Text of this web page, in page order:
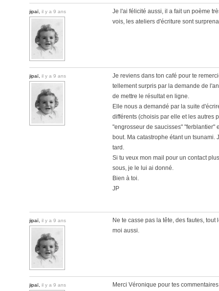
jipaï, il y a 9 ans
Je l'ai félicité aussi, il a fait un poème
vois, les ateliers d'écriture sont
jipaï, il y a 9 ans
Je reviens dans ton café pour te
tellement surpris par la demande de
de mettre le résultat en ligne.
Elle nous a demandé par la suite
différents (choisis par elle et les autres
"engrosseur de saucisses" "ferblantier"
bout. Ma catastrophe étant un tsunami.
tard.
Si tu veux mon mail pour un contact
sous, je le lui ai donné.
Bien à toi.
JP
jipaï, il y a 9 ans
Ne te casse pas la tête, des fautes,
moi aussi.
jipaï, il y a 9 ans
Merci Véronique pour tes